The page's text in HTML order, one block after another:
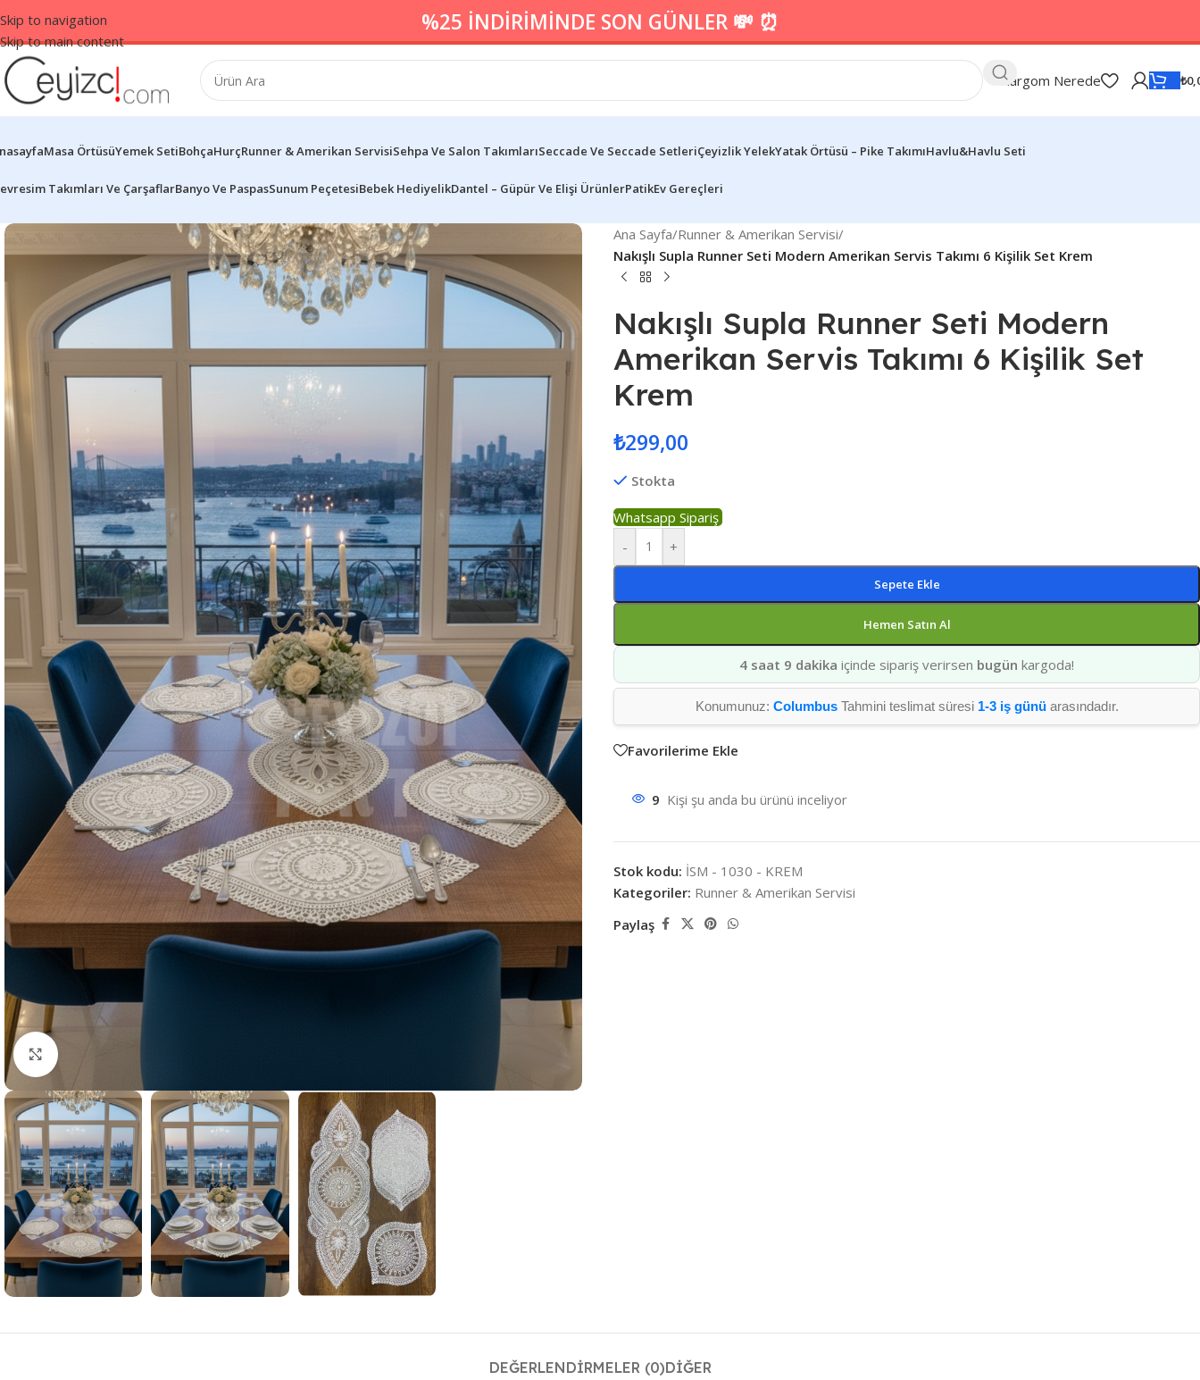
Skip to navigation
Skip to main content
%25 İNDİRİMİNDE SON GÜNLER 💸 ⏰
Kargom Nerede ₺
Masa ÖrtüsüYemek SetiBohçaHurçRunner & Amerikan ServisiSehpa Ve Salon TakımlarıSeccade Ve Seccade SetleriÇeyizlik YelekYatak Örtüsü – Pike TakımıHavlu&Havlu Seti
Takımları Ve ÇarşaflarBanyo Ve PaspasSunum PeçetesiBebek HediyelikDantel – Güpür Ve Elişi ÜrünlerPatikEv Gereçleri
Ana Sayfa/Runner & Amerikan Servisi/
Nakışlı Supla Runner Seti Modern Amerikan Servis Takımı 6 Kişilik Set Krem
Nakışlı Supla Runner Seti Modern
Amerikan Servis Takımı 6 Kişilik Set
Krem
₺299,00
Stokta
Whatsapp Sipariş
-
+
Sepete Ekle
Hemen Satın Al
4 saat 9 dakika içinde sipariş verirsen bugün kargoda!
Konumunuz: ColumbusTahmini teslimat süresi 1-3 iş günüarasındadır.
Favorilerime Ekle
9 Kişi şu anda bu ürünü inceliyor
Stok kodu: İSM - 1030 - KREM
Kategoriler: Runner & Amerikan Servisi
Paylaş
DEĞERLENDIRMELER (0)DIĞER